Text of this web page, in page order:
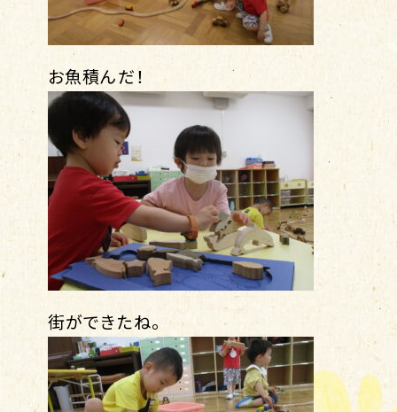
お魚積んだ！
街ができたね。